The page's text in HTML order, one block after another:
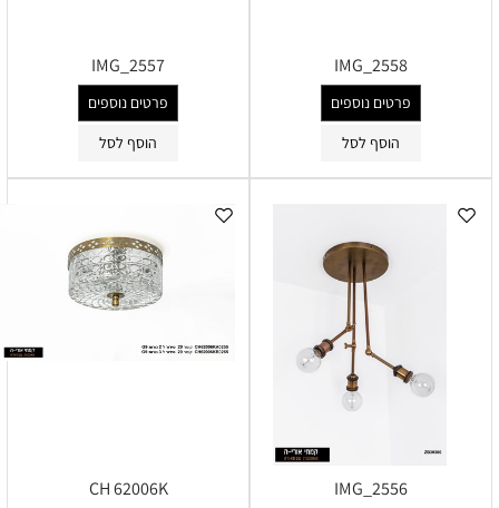
IMG_2558
פרטים נוספים
הוסף לסל
IMG_2557
פרטים נוספים
הוסף לסל
IMG_2556
CH 62006K